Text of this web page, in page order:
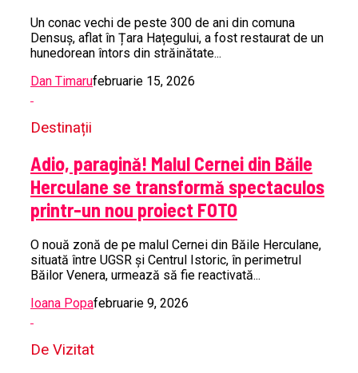
Un conac vechi de peste 300 de ani din comuna
Densuș, aflat în Țara Hațegului, a fost restaurat de un
hunedorean întors din străinătate...
Dan Timarufebruarie 15, 2026
Destinații
Adio, paragină! Malul Cernei din Băile
Herculane se transformă spectaculos
printr-un nou proiect FOTO
O nouă zonă de pe malul Cernei din Băile Herculane,
situată între UGSR și Centrul Istoric, în perimetrul
Băilor Venera, urmează să fie reactivată...
Ioana Popafebruarie 9, 2026
De Vizitat